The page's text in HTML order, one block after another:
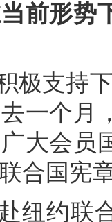
前形势
极支持
一个月
大会员
合国宪
纽约联